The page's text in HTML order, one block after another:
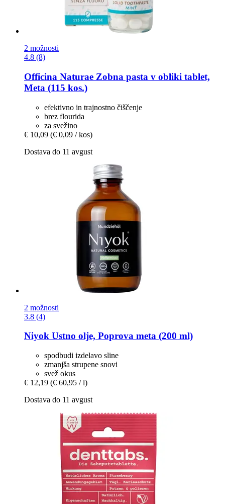
2 možnosti
4.8 (8)
Officina Naturae Zobna pasta v obliki tablet,
Meta (115 kos.)
efektivno in trajnostno čiščenje
brez flourida
za svežino
€ 10,09 (€ 0,09 / kos)
Dostava do 11 avgust
2 možnosti
3.8 (4)
Niyok Ustno olje, Poprova meta (200 ml)
spodbudi izdelavo sline
zmanjša strupene snovi
svež okus
€ 12,19 (€ 60,95 / l)
Dostava do 11 avgust